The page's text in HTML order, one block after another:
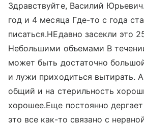
Здравствуйте, Василий
год и 4 месяца Где-то с года
писаться.НЕдавно засекли это
Небольшими объемами В
может быть достаточно
и лужи приходиться вытирать.
общий и на стерильность
хорошее.Еще постоянно
это все как-то связано с